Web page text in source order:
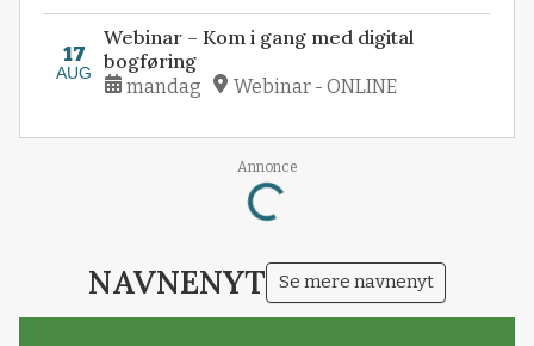
17
AUG
Webinar – Kom i gang med digital
bogføring
mandag Webinar - ONLINE
Annonce
Loading...
NAVNENYT Se mere navnenyt